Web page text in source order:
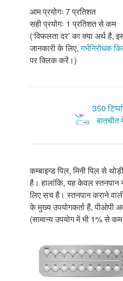
आम प्रयोगः 7 प्रतिशत
सही प्रयोगः 1 प्रतिशत से कम
(‘विफलता दर’ का क्या अर्थ है,
जानकारी के लिए,गर्भनिरोधक
पर क्लिक करें।)
350
बातचीत
कम्बाइन्ड पिल, मिनी पिल से
है। हालांकि, यह केवल स्तनपान
लिए सच है। स्तनपान कराने
के मुख्य उपयोगकर्ता हैं, पीओपी
(सामान्य उपयोग में भी 1% से कम